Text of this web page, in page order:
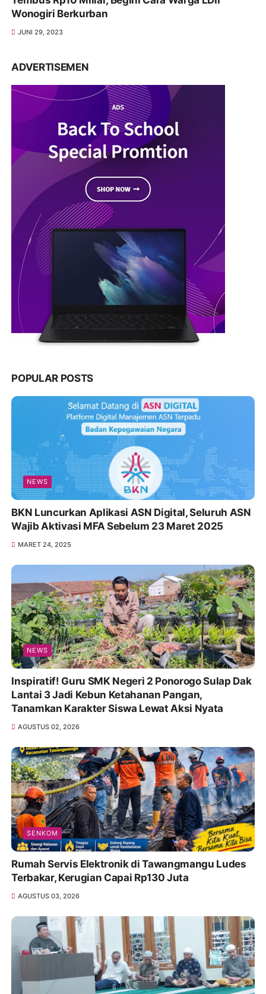
Wonogiri Berkurban
JUNI 29, 2023
ADVERTISEMEN
POPULAR POSTS
NEWS
BKN Luncurkan Aplikasi ASN Digital, Seluruh ASN
Wajib Aktivasi MFA Sebelum 23 Maret 2025
MARET 24, 2025
NEWS
Inspiratif! Guru SMK Negeri 2 Ponorogo Sulap Dak
Lantai 3 Jadi Kebun Ketahanan Pangan,
Tanamkan Karakter Siswa Lewat Aksi Nyata
AGUSTUS 02, 2026
SENKOM
Rumah Servis Elektronik di Tawangmangu Ludes
Terbakar, Kerugian Capai Rp130 Juta
AGUSTUS 03, 2026